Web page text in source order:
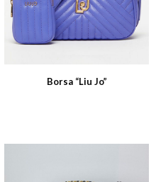
Borsa “Liu Jo”